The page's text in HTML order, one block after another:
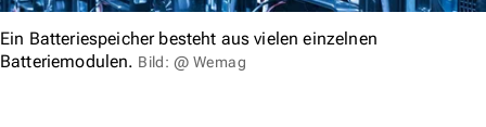
Ein Batteriespeicher besteht aus vielen einzelnen
Batteriemodulen. Bild: @ Wemag